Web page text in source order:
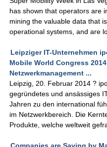
has shown that operators are
mining the valuable data that
operational systems, and are
Leipziger IT-Unternehmen
Mobile World Congress
Netzwerkmanagement ...
Leipzig, 20. Februar 2014 ?
gegründetes und ansässiges
Jahren zu den international
im Netzwerkbereich. Die
Produkte, welche weltweit